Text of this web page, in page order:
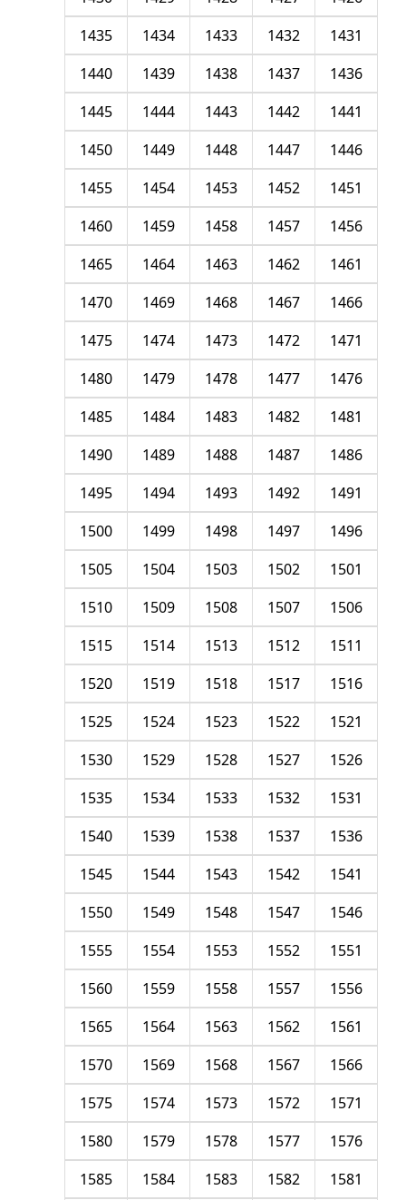
1431
1432
1433
1434
1435
1436
1437
1438
1439
1440
1441
1442
1443
1444
1445
1446
1447
1448
1449
1450
1451
1452
1453
1454
1455
1456
1457
1458
1459
1460
1461
1462
1463
1464
1465
1466
1467
1468
1469
1470
1471
1472
1473
1474
1475
1476
1477
1478
1479
1480
1481
1482
1483
1484
1485
1486
1487
1488
1489
1490
1491
1492
1493
1494
1495
1496
1497
1498
1499
1500
1501
1502
1503
1504
1505
1506
1507
1508
1509
1510
1511
1512
1513
1514
1515
1516
1517
1518
1519
1520
1521
1522
1523
1524
1525
1526
1527
1528
1529
1530
1531
1532
1533
1534
1535
1536
1537
1538
1539
1540
1541
1542
1543
1544
1545
1546
1547
1548
1549
1550
1551
1552
1553
1554
1555
1556
1557
1558
1559
1560
1561
1562
1563
1564
1565
1566
1567
1568
1569
1570
1571
1572
1573
1574
1575
1576
1577
1578
1579
1580
1581
1582
1583
1584
1585